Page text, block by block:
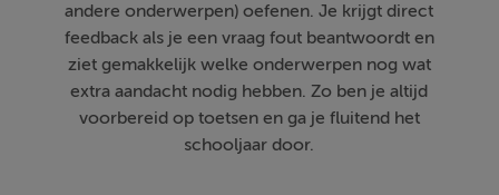
andere onderwerpen) oefenen. Je krijgt direct
feedback als je een vraag fout beantwoordt en
ziet gemakkelijk welke onderwerpen nog wat
extra aandacht nodig hebben. Zo ben je altijd
voorbereid op toetsen en ga je fluitend het
schooljaar door.